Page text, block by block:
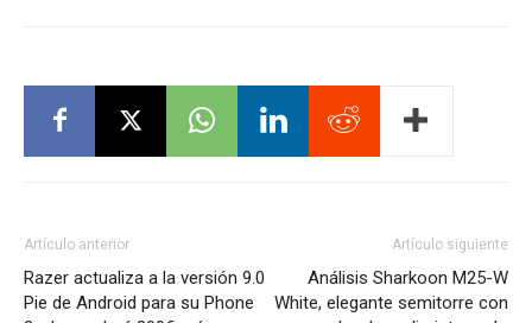
Artículo anterior
Razer actualiza a la versión 9.0
Pie de Android para su Phone
Artículo siguiente
Análisis Sharkoon M25-W
White, elegante semitorre con